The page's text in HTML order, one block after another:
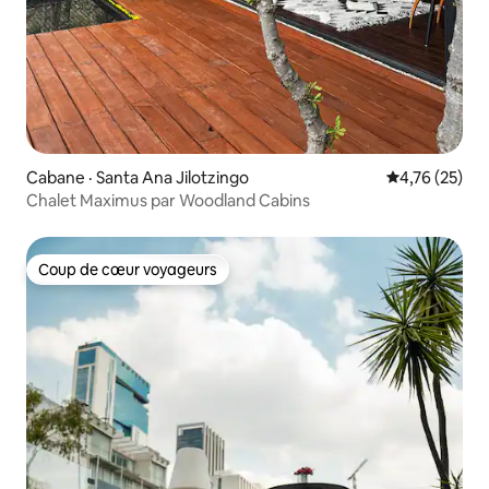
Cabane · Santa Ana Jilotzingo Note
4,76 (25)
Chalet Maximus par Woodland Cabins
Coup de cœur voyageurs
Coup de cœur voyageurs